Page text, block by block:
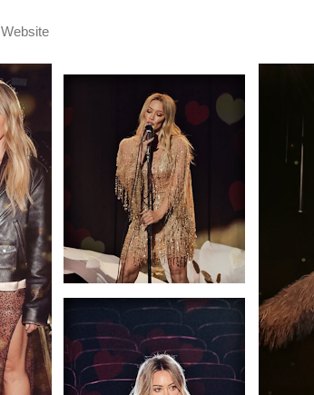
Website